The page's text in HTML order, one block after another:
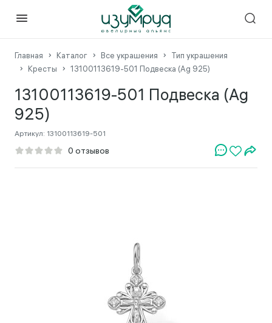
Главная Каталог Все украшения
Тип украшения
Кресты
13100113619-501 Подвеска (Ag 925)
13100113619-501 Подвеска (Ag
925)
Артикул: 13100113619-501